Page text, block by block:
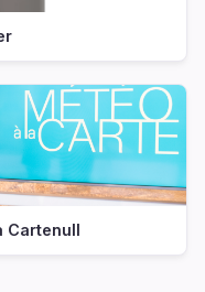
Cartenull